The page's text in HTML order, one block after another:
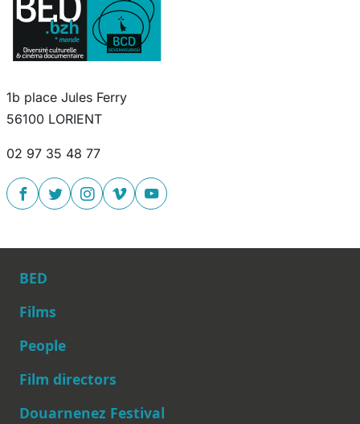
1b place Jules Ferry
56100 LORIENT
02 97 35 48 77
Main navigation
BED
Films
People
Film directors
Douarnenez Festival